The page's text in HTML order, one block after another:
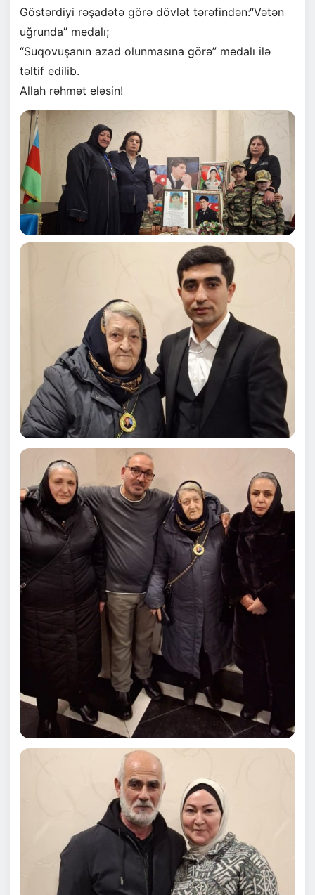
Göstərdiyi rəşadətə görə dövlət tərəfindən:“Vətən
uğrunda” medalı;
“Suqovuşanın azad olunmasına görə” medalı ilə
təltif edilib.
Allah rəhmət eləsin!